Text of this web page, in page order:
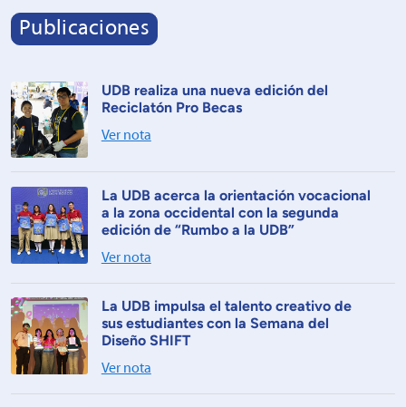
Publicaciones
UDB realiza una nueva edición del
Reciclatón Pro Becas
Ver nota
La UDB acerca la orientación vocacional
a la zona occidental con la segunda
edición de “Rumbo a la UDB”
Ver nota
La UDB impulsa el talento creativo de
sus estudiantes con la Semana del
Diseño SHIFT
Ver nota